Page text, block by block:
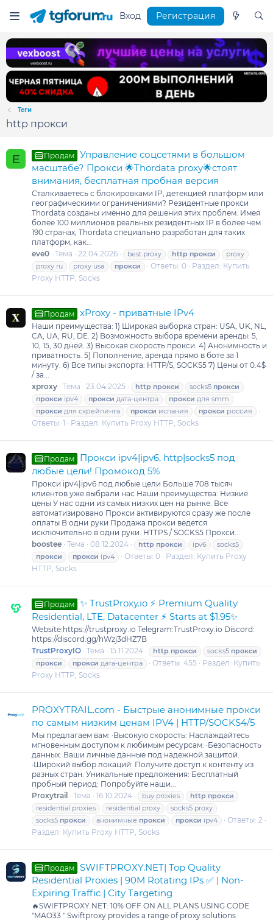
Вход Регистрация
Теги
http прокси
E Продам
Управление соцсетями в большом
масштабе? Прокси 🌟Thordata proxy🌟стоят
внимания, бесплатная пробная версия
Сталкиваетесь с блокировками IP, детекцией платформ или
географическими ограничениями? Резидентные прокси
Thordata созданы именно для решения этих проблем. Имея
более 100 миллионов реальных резидентных IP в более чем
190 странах, Thordata специально разработан для таких
платформ, как...
eve0 Тема 22.04.2026 best proxy http прокси
proxy
proxy ru
proxy usa прокси Ответы: 0 Раздел: Купить
Proxy HTTP, Socks
Продам xProxy - приватные IPv4
Наши преимущества: 1) Широкая выборка стран: USA, UK, NL,
CA, UA, RU, DE. 2) Возможность выбора времени аренды: 5,
10, 15, 30 дней. 3) Высокая скорость прокси. 4) Анонимность и
приватность. 5) Пополнение, аренда прямо в боте за 1
минуту. 6) Все типы экспорта: HTTP/S, SOCKS5 7) Цены от 0.4$
/ за...
xproxy Тема 23.04.2025 http прокси socks5 прокси
прокси ipv4 прокси дата-центра прокси для smm
прокси для скрейпинга прокси испания прокси россия
Ответы: 1 Раздел: Купить Proxy HTTP, Socks
Продам
Прокси ipv4|ipv6, http|socks5 под
любые цели! Промокод 5%
Прокси ipv4|ipv6 под любые цели Больше 708 тысяч
клиентов уже выбрали нас Наши преимущества: Низкие
цены У нас одни из самых низких цен на рынке. Все
автоматизировано Прокси активируются сразу же после
оплаты В одни руки Продажа прокси ведется
исключительно в одни руки. HTTPS / SOCKS5 Прокси...
boostee Тема 08.12.2024 http прокси ipv6
socks5
прокси
прокси ipv4 Ответы: 0 Раздел: Купить Proxy
HTTP, Socks
Продам
✨ TrustProxy.io ⚡️ Premium Quality
Residential, LTE, Datacenter ⚡️ Starts at $1.95✨
Website:https://trustproxy.io Telegram:TrustProxy.io Discord:
https://discord.gg/hWzj3dHZ7B
TrustProxyIO Тема 15.11.2024 http прокси socks5 прокси
прокси
прокси дата-центра Ответы: 455 Раздел: Купить
Proxy HTTP, Socks
PROXYTRAIL.com - Быстрые анонимные прокси
по самым низким ценам IPV4 | HTTP/SOCKS4/5
Мы предлагаем вам: ·Высокую скорость: Наслаждайтесь
мгновенным доступом к любимым ресурсам. ·Безопасность
данных: Ваши личные данные под надежной защитой.
·Широкий выбор локаций: Получите доступ к контенту из
разных стран. Уникальные предложения: Бесплатный
пробный период: Попробуйте наши...
Proxytrail
Тема 16.10.2024 buy proxies http прокси
residential proxies
residential proxy
socks5 proxy
socks5 прокси анонимные прокси прокси ipv4
Ответы: 2
Раздел: Купить Proxy HTTP, Socks
Продам
SWIFTPROXY.NET| Top Quality
Residential Proxies | 90M Rotating IPs ✅ | Non-
Expiring Traffic | City Targeting
🔥SWIFTPROXY.NET: 10% OFF ON ALL PLANS USING CODE
"MAO33 " Swiftproxy provides a range of proxy solutions